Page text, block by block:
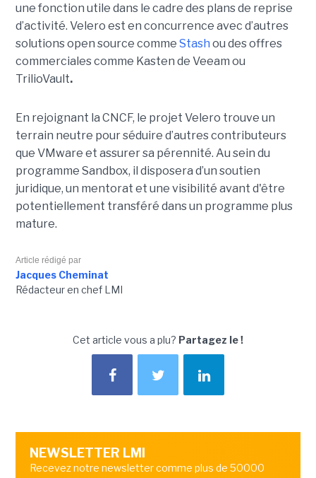
une fonction utile dans le cadre des plans de reprise
d’activité. Velero est en concurrence avec d’autres
solutions open source comme Stash ou des offres
commerciales comme Kasten de Veeam ou
TrilioVault.
En rejoignant la CNCF, le projet Velero trouve un
terrain neutre pour séduire d’autres contributeurs
que VMware et assurer sa pérennité. Au sein du
programme Sandbox, il disposera d’un soutien
juridique, un mentorat et une visibilité avant d'être
potentiellement transféré dans un programme plus
mature.
Article rédigé par
Jacques Cheminat
Rédacteur en chef LMI
Cet article vous a plu? Partagez le !
NEWSLETTER LMI
Recevez notre newsletter comme plus de 50000